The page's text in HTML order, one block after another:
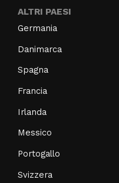
ALTRI PAESI
Germania
Danimarca
Spagna
Francia
Irlanda
Messico
Portogallo
Svizzera